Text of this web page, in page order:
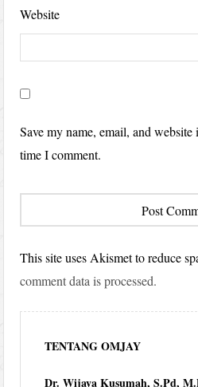
Website
Save my name, email, and
time I comment.
This site uses Akismet to reduce
comment data is processed.
TENTANG OMJAY
Dr. Wijaya Kusumah, S.Pd,